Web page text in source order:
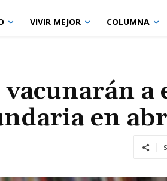
VIVIR MEJOR COLUMNA
a
en